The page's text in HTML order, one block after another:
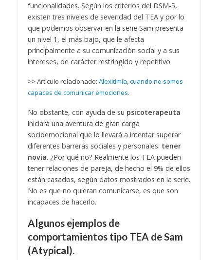
funcionalidades. Según los criterios del DSM-5,
existen tres niveles de severidad del TEA y por lo
que podemos observar en la serie Sam presenta
un nivel 1, el más bajo, que le afecta
principalmente a su comunicación social y a sus
intereses, de carácter restringido y repetitivo.
>> Artículo relacionado: Alexitimia, cuando no somos
capaces de comunicar emociones.
No obstante, con ayuda de su psicoterapeuta
iniciará una aventura de gran carga
socioemocional que lo llevará a intentar superar
diferentes barreras sociales y personales: tener
novia. ¿Por qué no? Realmente los TEA pueden
tener relaciones de pareja, de hecho el 9% de ellos
están casados, según datos mostrados en la serie.
No es que no quieran comunicarse, es que son
incapaces de hacerlo.
Algunos ejemplos de
comportamientos tipo TEA de Sam
(Atypical).